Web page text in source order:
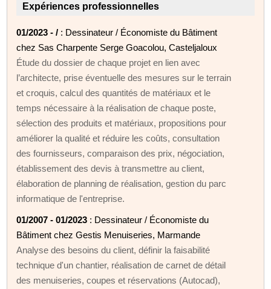
Expériences professionnelles
01/2023 - / : Dessinateur / Économiste du Bâtiment
chez Sas Charpente Serge Goacolou, Casteljaloux
Étude du dossier de chaque projet en lien avec
l’architecte, prise éventuelle des mesures sur le terrain
et croquis, calcul des quantités de matériaux et le
temps nécessaire à la réalisation de chaque poste,
sélection des produits et matériaux, propositions pour
améliorer la qualité et réduire les coûts, consultation
des fournisseurs, comparaison des prix, négociation,
établissement des devis à transmettre au client,
élaboration de planning de réalisation, gestion du parc
informatique de l'entreprise.
01/2007 - 01/2023 : Dessinateur / Économiste du
Bâtiment chez Gestis Menuiseries, Marmande
Analyse des besoins du client, définir la faisabilité
technique d'un chantier, réalisation de carnet de détail
des menuiseries, coupes et réservations (Autocad),